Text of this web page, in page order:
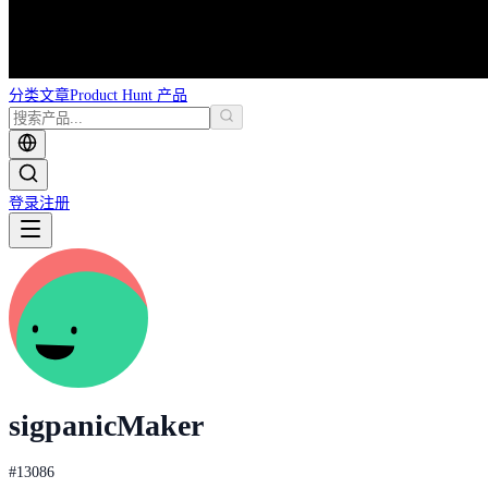
分类文章Product Hunt 产品
登录注册
sigpanicMaker
#13086